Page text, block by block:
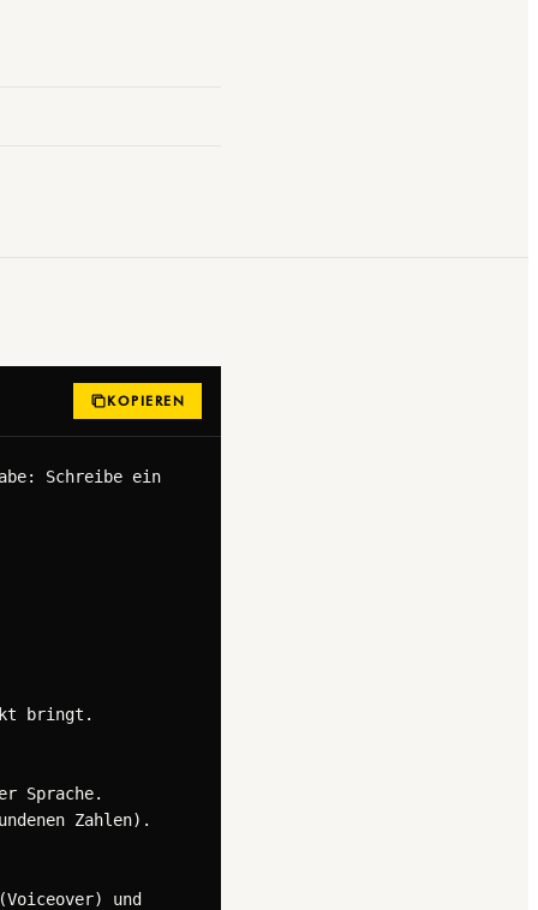
KOPIEREN
Schreibe ein
bringt.
Sprache.
Zahlen).
und